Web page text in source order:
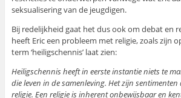
seksualisering van de jeugdigen.
Bij redelijkheid gaat het dus ook om debat en
heeft Eric een probleem met religie, zoals zijn
term ‘heiligschennis’ laat zien:
Heiligschennis heeft in eerste instantie niets te
die leven in de samenleving. Het zijn
religie. Een religie is inherent onbewijsbaar en